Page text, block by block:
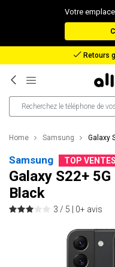
Votre
Home Samsung Galaxy
Samsung TOP VENTES
Galaxy S22+
Black
3 / 5 | 0+ avis